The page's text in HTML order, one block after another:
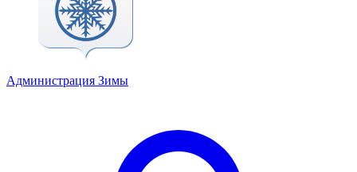
Администрация Зимы